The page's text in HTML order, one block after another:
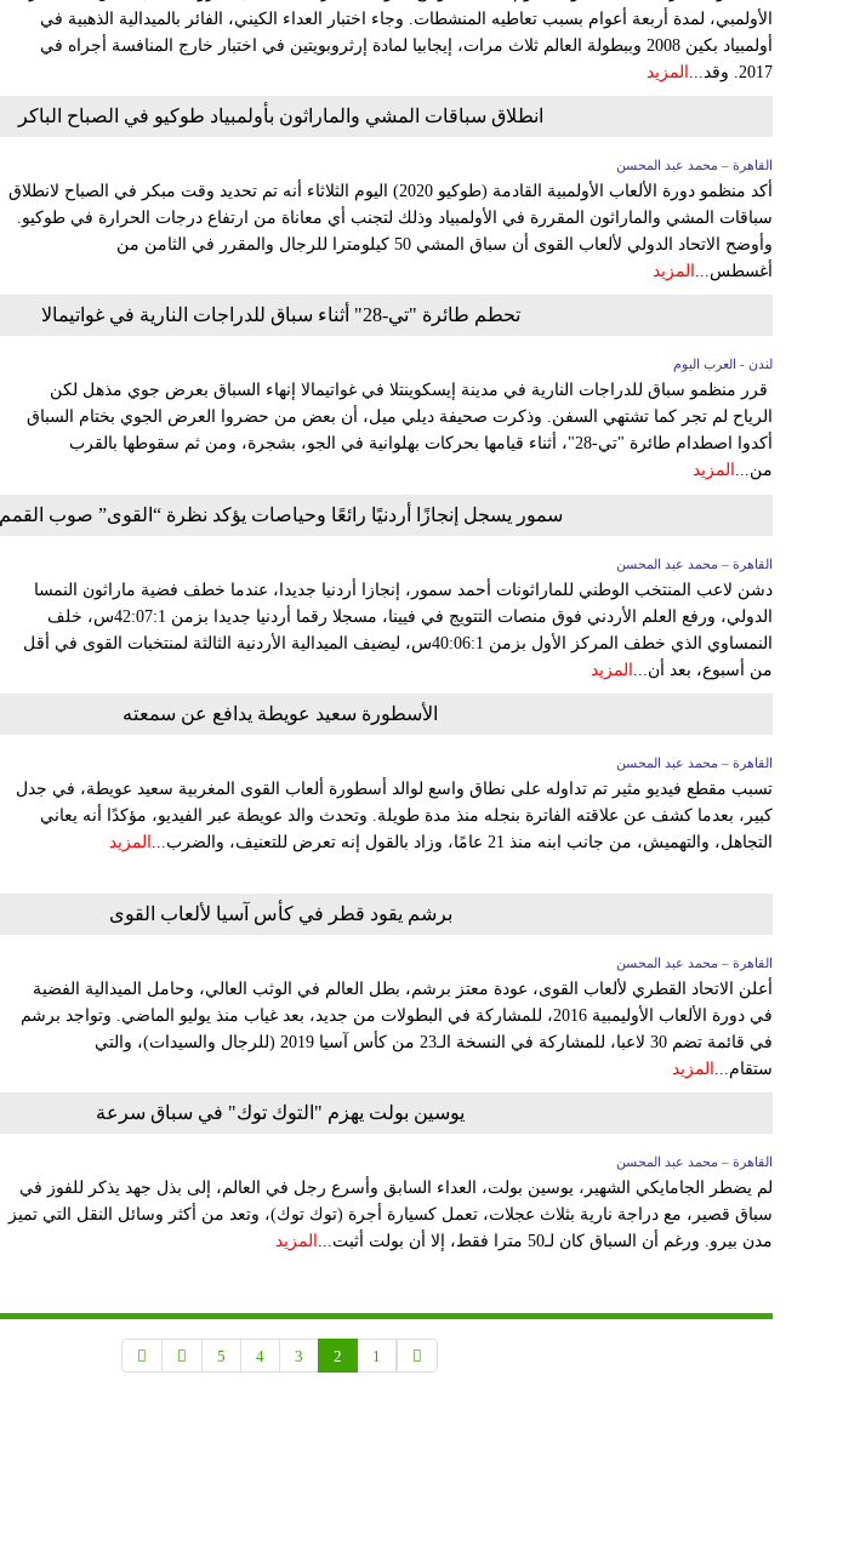
الأولمبي، لمدة أربعة أعوام بسبب تعاطيه المنشطات. وجاء اختبار العداء الكيني، الفائر بالميدالية الذهبية في
أولمبياد بكين 2008 وببطولة العالم ثلاث مرات، إيجابيا لمادة إرثروبويتين في اختبار خارج المنافسة أجراه في
2017. وقد...
المزيد
انطلاق سباقات المشي والماراثون بأولمبياد طوكيو في الصباح الباكر
القاهرة – محمد عبد المحسن
أكد منظمو دورة الألعاب الأولمبية القادمة (طوكيو 2020) اليوم الثلاثاء أنه تم تحديد وقت مبكر في الصباح لانطلاق
سباقات المشي والماراثون المقررة في الأولمبياد وذلك لتجنب أي معاناة من ارتفاع درجات الحرارة في طوكيو.
وأوضح الاتحاد الدولي لألعاب القوى أن سباق المشي 50 كيلومترا للرجال والمقرر في الثامن من
أغسطس...
المزيد
تحطم طائرة "تي-28" أثناء سباق للدراجات النارية في غواتيمالا
لندن - العرب اليوم
قرر منظمو سباق للدراجات النارية في مدينة إيسكوينتلا في غواتيمالا إنهاء السباق بعرض جوي مذهل لكن
الرياح لم تجر كما تشتهي السفن. وذكرت صحيفة ديلي ميل، أن بعض من حضروا العرض الجوي بختام السباق
أكدوا اصطدام طائرة "تي-28"، أثناء قيامها بحركات بهلوانية في الجو، بشجرة، ومن ثم سقوطها بالقرب
من... المزيد
سمور يسجل إنجازًا أردنيًا رائعًا وحياصات يؤكد نظرة “القوى” صوب القمم
القاهرة – محمد عبد المحسن
دشن لاعب المنتخب الوطني للماراثونات أحمد سمور، إنجازا أردنیا جدیدا، عندما خطف فضیة ماراثون النمسا
الدولي، ورفع العلم الأردني فوق منصات التتویج في فیینا، مسجلا رقما أردنیا جدیدا بزمن 42:07:1س، خلف
النمساوي الذي خطف المركز الأول بزمن 40:06:1س، لیضیف المیدالیة الأردنیة الثالثة لمنتخبات القوى في أقل
من أسبوع، بعد أن...
المزيد
الأسطورة سعيد عويطة يدافع عن سمعته
القاهرة – محمد عبد المحسن
تسبب مقطع فيديو مثير تم تداوله على نطاق واسع لوالد أسطورة ألعاب القوى المغربية سعيد عويطة، في جدل
كبير، بعدما كشف عن علاقته الفاترة بنجله منذ مدة طويلة. وتحدث والد عويطة عبر الفيديو، مؤكدًا أنه يعاني
التجاهل، والتهميش، من جانب ابنه منذ 21 عامًا، وزاد بالقول إنه تعرض للتعنيف، والضرب...
المزيد
برشم يقود قطر في كأس آسيا لألعاب القوى
القاهرة – محمد عبد المحسن
أعلن الاتحاد القطري لألعاب القوى، عودة معتز برشم، بطل العالم في الوثب العالي، وحامل الميدالية الفضية
في دورة الألعاب الأوليمبية 2016، للمشاركة في البطولات من جديد، بعد غياب منذ يوليو الماضي. وتواجد برشم
في قائمة تضم 30 لاعبا، للمشاركة في النسخة الـ23 من كأس آسيا 2019 (للرجال والسيدات)، والتي
ستقام... المزيد
يوسين بولت يهزم "التوك توك" في سباق سرعة
القاهرة – محمد عبد المحسن
لم يضطر الجامايكي الشهير، يوسين بولت، العداء السابق وأسرع رجل في العالم، إلى بذل جهد يذكر للفوز في
سباق قصير، مع دراجة نارية بثلاث عجلات، تعمل كسيارة أجرة (توك توك)، وتعد من أكثر وسائل النقل التي تميز
مدن بيرو. ورغم أن السباق كان لـ50 مترا فقط، إلا أن بولت أثبت...
المزيد
1
2
3
4
5